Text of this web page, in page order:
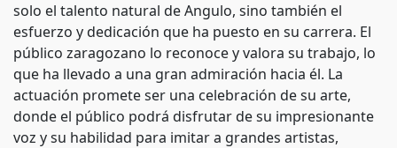
solo el talento natural de Angulo, sino también el
esfuerzo y dedicación que ha puesto en su carrera. El
público zaragozano lo reconoce y valora su trabajo, lo
que ha llevado a una gran admiración hacia él. La
actuación promete ser una celebración de su arte,
donde el público podrá disfrutar de su impresionante
voz y su habilidad para imitar a grandes artistas,